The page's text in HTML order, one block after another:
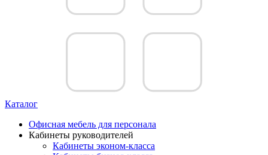
Каталог
Офисная мебель для персонала
Кабинеты руководителей
Кабинеты эконом-класса